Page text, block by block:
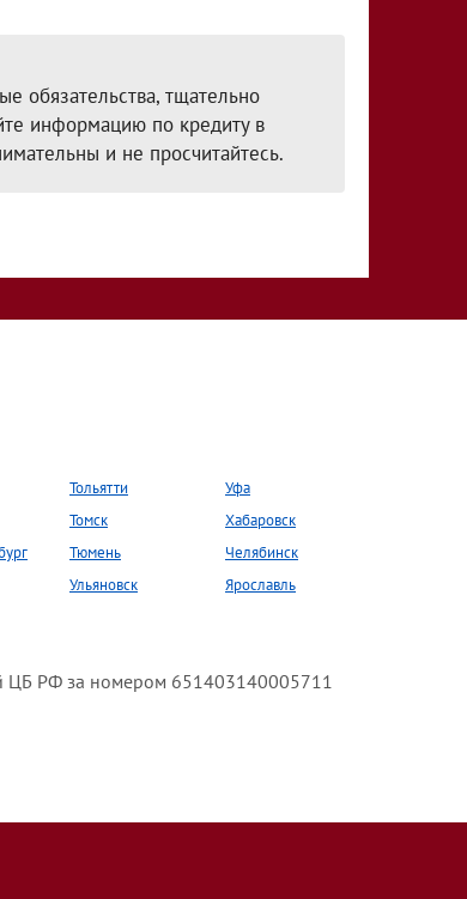
обязательства, тщательно
информацию по кредиту в
и не просчитайтесь.
Тольятти
Томск
Тюмень
Ульяновск
Уфа
Хабаровск
Челябинск
Ярославль
ЦБ РФ за номером 651403140005711